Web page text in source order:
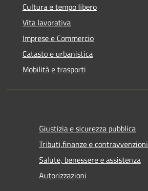
Cultura e tempo libero
Vita lavorativa
Imprese e Commercio
Catasto e urbanistica
Mobilità e trasporti
Giustizia e sicurezza pubblica
Tributi,finanze e contravvenzioni
Salute, benessere e assistenza
Autorizzazioni